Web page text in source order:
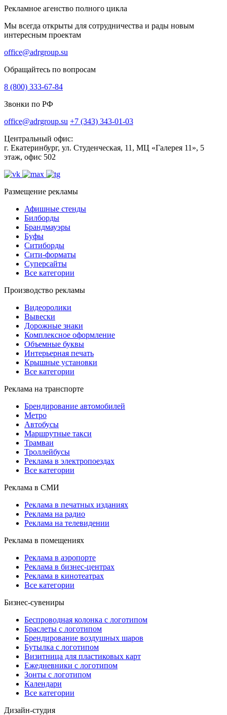
Рекламное агенство полного цикла
Мы всегда открыты для сотрудничества и рады новым
интересным проектам
office@adrgroup.su
Обращайтесь по вопросам
8 (800) 333-67-84
Звонки по РФ
office@adrgroup.su +7 (343) 343-01-03
Центральный офис:
г. Екатеринбург, ул. Студенческая, 11, МЦ «Галерея 11», 5
этаж, офис 502
Размещение рекламы
Афишные стенды
Билборды
Брандмауэры
Буфы
Ситиборды
Сити-форматы
Суперсайты
Все категории
Производство рекламы
Видеоролики
Вывески
Дорожные знаки
Комплексное оформление
Объемные буквы
Интерьерная печать
Крышные установки
Все категории
Реклама на транспорте
Брендирование автомобилей
Метро
Автобусы
Маршрутные такси
Трамваи
Троллейбусы
Реклама в электропоездах
Все категории
Реклама в СМИ
Реклама в печатных изданиях
Реклама на радио
Реклама на телевидении
Реклама в помещениях
Реклама в аэропорте
Реклама в бизнес-центрах
Реклама в кинотеатрах
Все категории
Бизнес-сувениры
Беспроводная колонка с логотипом
Браслеты с логотипом
Брендирование воздушных шаров
Бутылка с логотипом
Визитница для пластиковых карт
Ежедневники с логотипом
Зонты с логотипом
Календари
Все категории
Дизайн-студия